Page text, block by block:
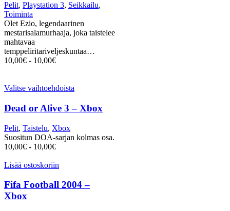
Pelit, Playstation 3, Seikkailu,
Toiminta
Olet Ezio, legendaarinen
mestarisalamurhaaja, joka taistelee
mahtavaa
temppeliritariveljeskuntaa…
10,00€ - 10,00€
Valitse vaihtoehdoista
Dead or Alive 3 – Xbox
Pelit, Taistelu, Xbox
Suositun DOA-sarjan kolmas osa.
10,00€ - 10,00€
Lisää ostoskoriin
Fifa Football 2004 –
Xbox